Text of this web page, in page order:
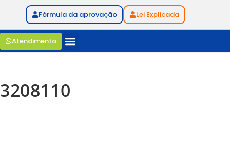
Fórmula da aprovação Lei Explicada
Atendimento
3208110